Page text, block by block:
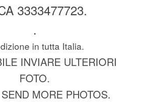
3333477723.
.
in tutta Italia.
INVIARE ULTERIORI
FOTO.
MORE PHOTOS.